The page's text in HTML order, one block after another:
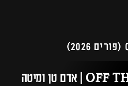
OFF THE RECORD | אדם טן ומיטה